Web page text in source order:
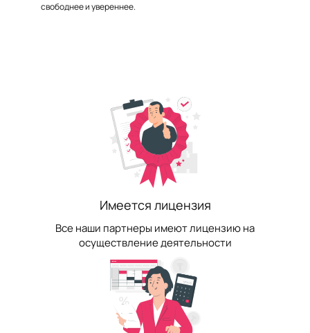
свободнее и увереннее.
Имеется лицензия
Все наши партнеры имеют лицензию на
осуществление деятельности